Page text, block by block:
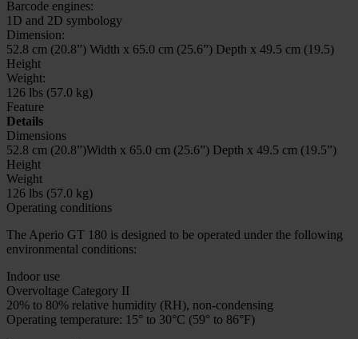
Barcode engines:
1D and 2D symbology
Dimension:
52.8 cm (20.8”) Width x 65.0 cm (25.6”) Depth x 49.5 cm (19.5)
Height
Weight:
126 lbs (57.0 kg)
Feature
Details
Dimensions
52.8 cm (20.8”)Width x 65.0 cm (25.6”) Depth x 49.5 cm (19.5”)
Height
Weight
126 lbs (57.0 kg)
Operating conditions
The Aperio GT 180 is designed to be operated under the following
environmental conditions:
Indoor use
Overvoltage Category II
20% to 80% relative humidity (RH), non-condensing
Operating temperature: 15° to 30°C (59° to 86°F)